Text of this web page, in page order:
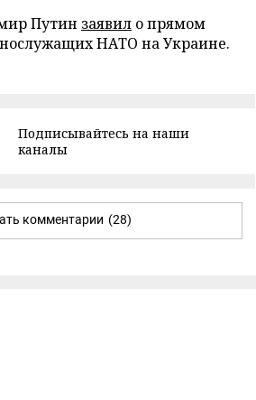
Путин заявил о прямом
НАТО на Украине.
Подписывайтесь на наши
каналы
комментарии (28)